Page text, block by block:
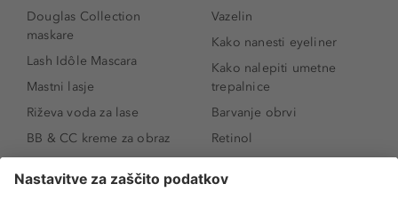
Douglas Collection
maskare
Lash Idôle Mascara
Mastni lasje
Riževa voda za lase
BB & CC kreme za obraz
SPF 30
Vazelin
Kako nanesti eyeliner
Kako nalepiti umetne
trepalnice
Barvanje obrvi
Retinol